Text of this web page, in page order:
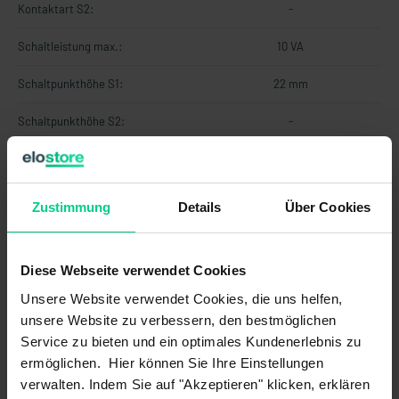
Zustimmung Details Über Cookies
Diese Webseite verwendet Cookies
Unsere Website verwendet Cookies, die uns helfen,
unsere Website zu verbessern, den bestmöglichen
Service zu bieten und ein optimales Kundenerlebnis zu
ermöglichen. Hier können Sie Ihre Einstellungen
verwalten. Indem Sie auf "Akzeptieren" klicken, erklären
Kontaktart S2: -
Schaltleistung max.: 10 VA
Schaltpunkthöhe S1: 22 mm
Schaltpunkthöhe S2: -
Schaltspannung max.:
Schaltstrom max.: 0,5 A
Technologie:
Eigenschaften
Artikelkennzeichnung: Laser-Beschriftung
Aufbau:
Dichtungs-freier Aufbau im